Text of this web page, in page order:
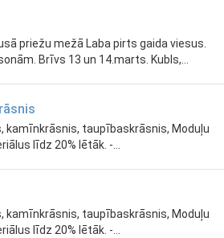
priežu mežā Laba pirts gaida viesus.
Brīvs 13 un 14.marts. Kubls,...
kamīnkrāsnis, taupībaskrāsnis, Moduļu
līdz 20% lētāk. -...
kamīnkrāsnis, taupībaskrāsnis, Moduļu
līdz 20% lētāk. -...